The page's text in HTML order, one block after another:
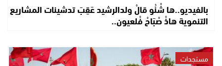
بالفيديو..ها شْنُو قالْ ولدالرشيد عَقِبَ تدشينات المشاريع
التنموية هاذْ صْبَاحْ فْلعيون..
مستجدات